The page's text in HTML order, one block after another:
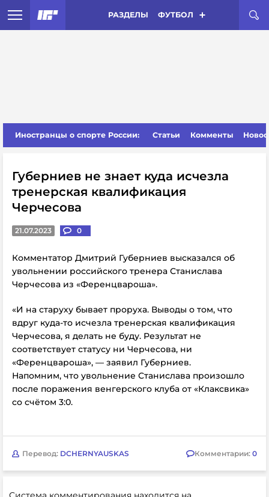
РАЗДЕЛЫ ФУТБОЛ
Иностранцы о спорте России: Статьи Комменты
Губерниев не знает куда исчезла
тренерская квалификация
Черчесова
21.07.2023 0
Комментатор Дмитрий Губерниев высказался об
увольнении российского тренера Станислава
Черчесова из «Ференцвароша».
«И на старуху бывает проруха. Выводы о том, что
вдруг куда‑то исчезла тренерская квалификация
Черчесова, я делать не буду. Результат не
соответствует статусу ни Черчесова, ни
«Ференцвароша», — заявил Губерниев.
Напомним, что увольнение Станислава произошло
после поражения венгерского клуба от «Клаксвика»
со счётом 3:0.
Перевод: DCHERNYAUSKAS Комментарии: 0